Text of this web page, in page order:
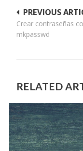
Navegación
de
PREVIOUS
Crear contraseñas
mkpasswd
RELATED